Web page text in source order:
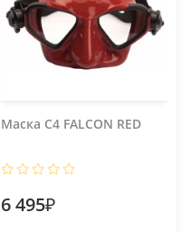
Маска C4 FALCON RED
6 495₽